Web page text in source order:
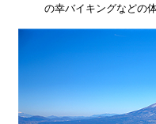
の幸バイキングなどの